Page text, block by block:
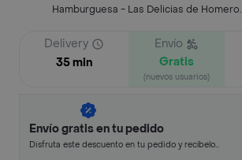
Hamburguesa - Las Delicias de Homero.
Delivery
35 min
Envío
Gratis
(nuevos usuarios)
Envío gratis en tu pedido
Disfruta este descuento en tu pedido y recíbelo